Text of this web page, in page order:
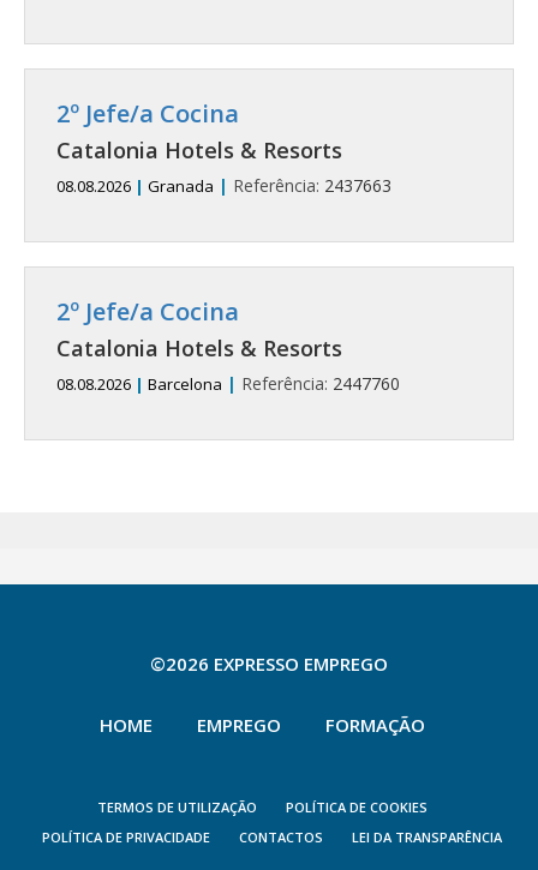
2º Jefe/a Cocina
Catalonia Hotels & Resorts
08.08.2026 | Granada | Referência: 2437663
2º Jefe/a Cocina
Catalonia Hotels & Resorts
08.08.2026 | Barcelona | Referência: 2447760
©2026 EXPRESSO EMPREGO
HOME EMPREGO FORMAÇÃO
TERMOS DE UTILIZAÇÃO
POLÍTICA DE COOKIES
POLÍTICA DE PRIVACIDADE
CONTACTOS LEI DA TRANSPARÊNCIA